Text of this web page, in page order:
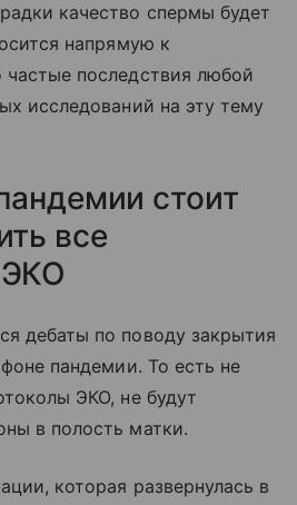
качество спермы будет
напрямую к
последствия любой
исследований на эту тему
стоит
все
дебаты по поводу закрытия
пандемии. То есть не
ЭКО, не будут
в полость матки.
которая развернулась в